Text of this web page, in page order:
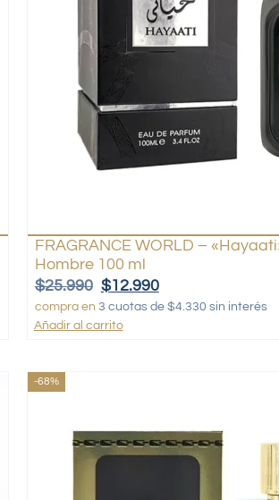
FRAGRANCE WORLD –
Hombre 100 ml
$25.990 $12.990
compra en 3 cuotas de $4.330 sin interés
Añadir al carrito
-68%